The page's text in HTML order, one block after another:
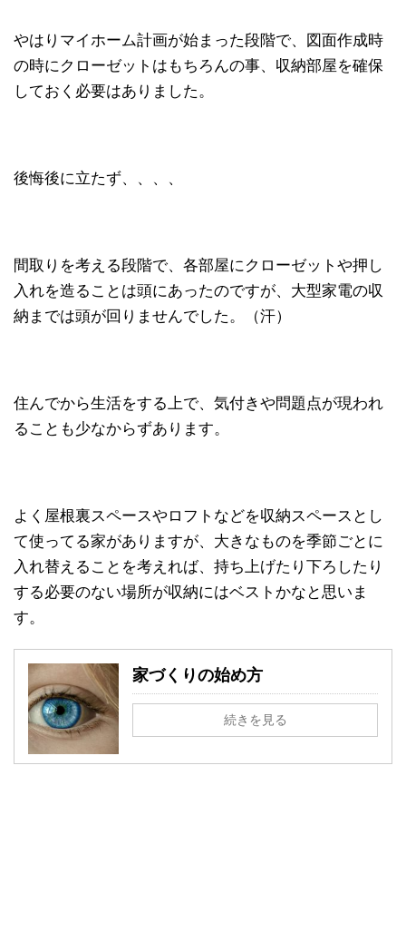
やはりマイホーム計画が始まった段階で、図面作成時
の時にクローゼットはもちろんの事、収納部屋を確保
しておく必要はありました。
後悔後に立たず、、、、
間取りを考える段階で、各部屋にクローゼットや押し
入れを造ることは頭にあったのですが、大型家電の収
納までは頭が回りませんでした。（汗）
住んでから生活をする上で、気付きや問題点が現われ
ることも少なからずあります。
よく屋根裏スペースやロフトなどを収納スペースとし
て使ってる家がありますが、大きなものを季節ごとに
入れ替えることを考えれば、持ち上げたり下ろしたり
する必要のない場所が収納にはベストかなと思いま
す。
家づくりの始め方
続きを見る